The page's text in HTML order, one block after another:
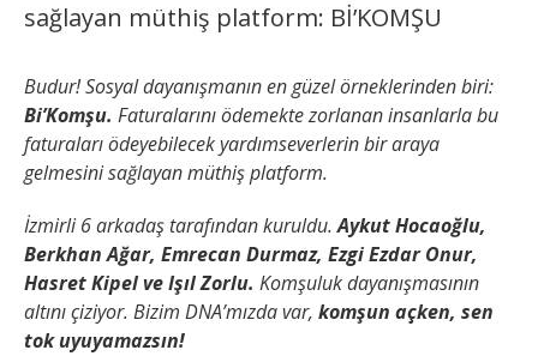
sağlayan müthiş platform: Bİ’KOMŞU
Budur! Sosyal dayanışmanın en güzel örneklerinden biri:
Bi’Komşu. Faturalarını ödemekte zorlanan insanlarla bu
faturaları ödeyebilecek yardımseverlerin bir araya
gelmesini sağlayan müthiş platform.
İzmirli 6 arkadaş tarafından kuruldu.Aykut Hocaoğlu,
Berkhan Ağar, Emrecan Durmaz, Ezgi Ezdar Onur,
Hasret Kipel ve Işıl Zorlu. Komşuluk dayanışmasının
altını çiziyor. Bizim DNA’mızda var, komşun açken, sen
tok uyuyamazsın!